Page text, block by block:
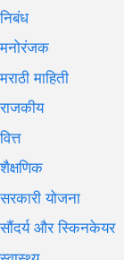
निबंध
मनोरंजक
मराठी माहिती
राजकीय
वित्त
शैक्षणिक
सरकारी योजना
सौंदर्य और स्किनकेयर